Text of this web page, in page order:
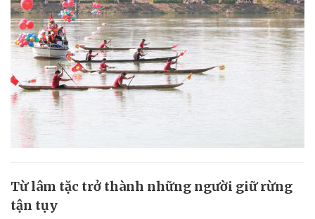
Từ lâm tặc trở thành những người giữ rừng
tận tụy